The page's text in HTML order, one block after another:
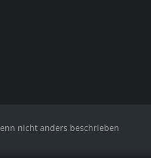
nicht anders beschrieben